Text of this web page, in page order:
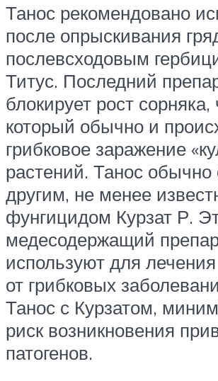
Танос рекомендовано
после опрыскивания
послевсходовым
Титус. Последний
блокирует рост сорняка,
который обычно и
грибковое заражение
растений. Танос обычно
другим, не менее
фунгицидом Курзат Р.
медесодержащий
используют для
от грибковых
Танос с Курзатом,
риск возникновения
патогенов.